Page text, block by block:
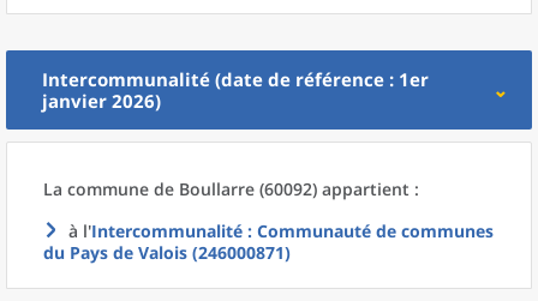
Intercommunalité (date de référence : 1er
janvier 2026)
La commune de Boullarre (60092) appartient :
à l'Intercommunalité : Communauté de communes
du Pays de Valois (246000871)